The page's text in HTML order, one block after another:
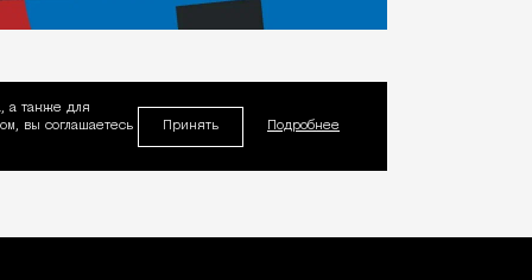
а также для
вы соглашаетесь
Принять Подробнее